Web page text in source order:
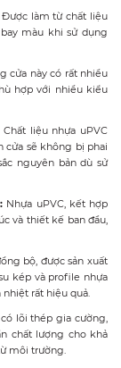
Được làm từ chất liệu
màu khi sử dụng
cửa này có rất nhiều
hợp với nhiều kiểu
Chất liệu nhựa uPVC
cửa sẽ không bị phai
nguyên bản dù sử
Nhựa uPVC, kết hợp
và thiết kế ban đầu,
bộ, được sản xuất
kép và profile nhựa
rất hiệu quả.
có lõi thép gia cường,
chất lượng cho khả
môi trường.